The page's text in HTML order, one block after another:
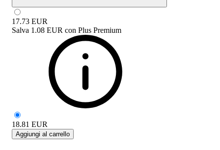
17.73 EUR
Salva 1.08 EUR con Plus Premium
18.81 EUR
Aggiungi al carrello